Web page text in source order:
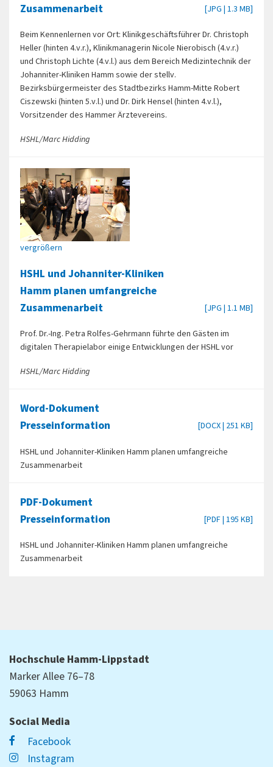
Zusammenarbeit
[JPG | 1.3 MB]
Beim Kennenlernen vor Ort: Klinikgeschäftsführer Dr. Christoph
Heller (hinten 4.v.r.), Klinikmanagerin Nicole Nierobisch (4.v.r.)
und Christoph Lichte (4.v.l.) aus dem Bereich Medizintechnik der
Johanniter-Kliniken Hamm sowie der stellv.
Bezirksbürgermeister des Stadtbezirks Hamm-Mitte Robert
Ciszewski (hinten 5.v.l.) und Dr. Dirk Hensel (hinten 4.v.l.),
Vorsitzender des Hammer Ärztevereins.
HSHL/Marc Hidding
vergrößern
HSHL und Johanniter-Kliniken
Hamm planen umfangreiche
Zusammenarbeit
[JPG | 1.1 MB]
Prof. Dr.-Ing. Petra Rolfes-Gehrmann führte den Gästen im
digitalen Therapielabor einige Entwicklungen der HSHL vor
HSHL/Marc Hidding
Word-Dokument
Presseinformation
[DOCX | 251 KB]
HSHL und Johanniter-Kliniken Hamm planen umfangreiche
Zusammenarbeit
PDF-Dokument
Presseinformation
[PDF | 195 KB]
HSHL und Johanniter-Kliniken Hamm planen umfangreiche
Zusammenarbeit
Hochschule Hamm-Lippstadt
Marker Allee 76–78
59063 Hamm
Social Media
Facebook
Instagram